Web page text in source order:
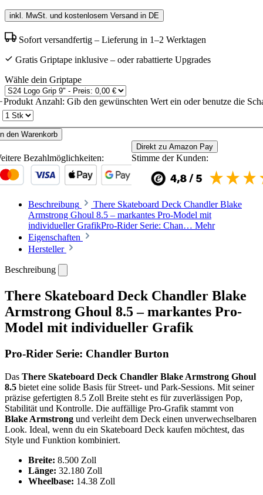
inkl. MwSt. und kostenlosem Versand in DE
Sofort versandfertig – Lieferung in 1–2 Werktagen
Gratis Griptape inklusive – oder rabattierte Upgrades
Wähle dein Griptape
Produkt Anzahl: Gib den gewünschten Wert ein oder benutze die
den Warenkorb
Direkt zu Amazon Pay
Bezahlmöglichkeiten: Stimme der Kunden:
Beschreibung
There Skateboard Deck Chandler Blake
Armstrong Ghoul 8.5 – markantes Pro-Model mit
individueller GrafikPro-Rider Serie: Chan… Mehr
Eigenschaften
Hersteller
Beschreibung
There Skateboard Deck Chandler Blake
Armstrong Ghoul 8.5 – markantes Pro-
Model mit individueller Grafik
Pro-Rider Serie: Chandler Burton
Das There Skateboard Deck Chandler Blake Armstrong Ghoul
8.5 bietet eine solide Basis für Street- und Park-Sessions. Mit seiner
präzise gefertigten 8.5 Zoll Breite steht es für zuverlässigen Pop,
Stabilität und Kontrolle. Die auffällige Pro-Grafik stammt von
Blake Armstrong und verleiht dem Deck einen unverwechselbaren
Look. Ideal, wenn du ein Skateboard Deck kaufen möchtest, das
Style und Funktion kombiniert.
Breite: 8.500 Zoll
Länge: 32.180 Zoll
Wheelbase: 14.38 Zoll